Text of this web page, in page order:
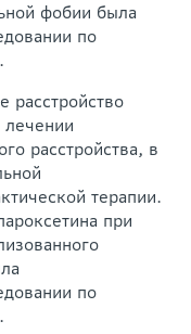
фобии была
по
расстройство
расстройства, в
терапии.
при
по